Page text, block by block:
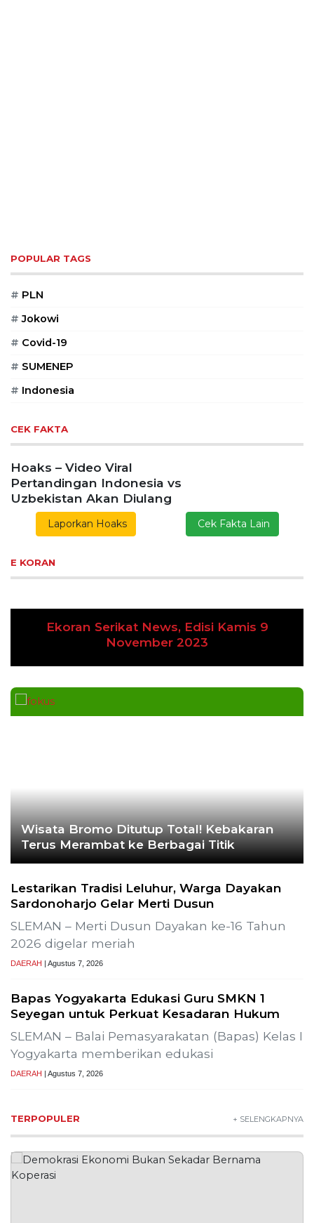
POPULAR TAGS
# PLN
# Jokowi
# Covid-19
# SUMENEP
# Indonesia
CEK FAKTA
Hoaks – Video Viral
Pertandingan Indonesia vs
Uzbekistan Akan Diulang
Laporkan Hoaks Cek Fakta Lain
E KORAN
Ekoran Serikat News, Edisi Kamis 9
November 2023
Wisata Bromo Ditutup Total! Kebakaran
Terus Merambat ke Berbagai Titik
Lestarikan Tradisi Leluhur, Warga Dayakan
Sardonoharjo Gelar Merti Dusun
SLEMAN – Merti Dusun Dayakan ke-16 Tahun
2026 digelar meriah
DAERAH | Agustus 7, 2026
Bapas Yogyakarta Edukasi Guru SMKN 1
Seyegan untuk Perkuat Kesadaran Hukum
SLEMAN – Balai Pemasyarakatan (Bapas) Kelas I
Yogyakarta memberikan edukasi
DAERAH | Agustus 7, 2026
TERPOPULER + SELENGKAPNYA